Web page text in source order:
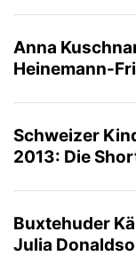
Anna
Heinemann-
Schweizer
2013: Die
Buxtehuder
Julia